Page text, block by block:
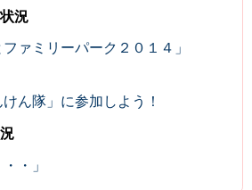
況
ファミリーパーク２０１４」
けん隊」に参加しよう！
・」